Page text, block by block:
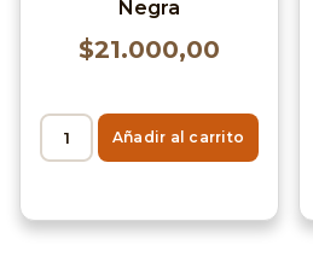
Negra
$21.000,00
Añadir al carrito